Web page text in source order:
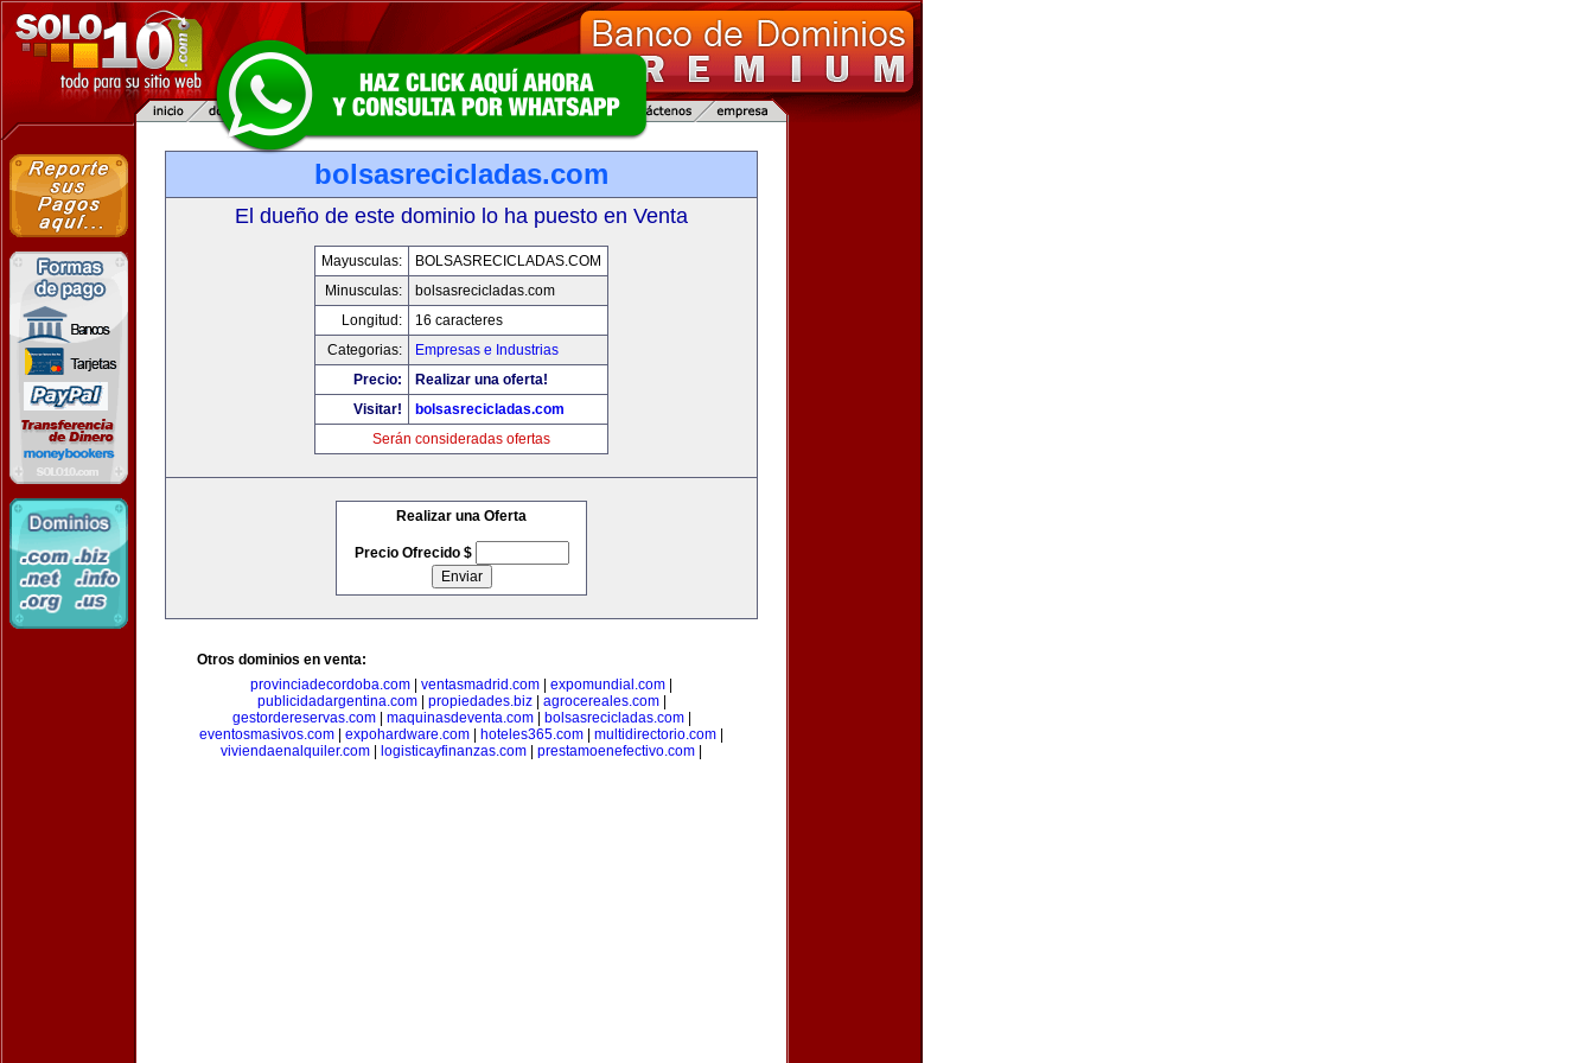
bolsasrecicladas.com
El dueño de este dominio lo ha puesto en Venta
Mayusculas:
BOLSASRECICLADAS.COM
Minusculas:
bolsasrecicladas.com
Longitud:
16 caracteres
Categorias:
Empresas e Industrias
Precio:
Realizar una oferta!
Visitar!
bolsasrecicladas.com
Serán consideradas ofertas
Realizar una Oferta
Precio Ofrecido $
Otros dominios en venta:
provinciadecordoba.com
ventasmadrid.com expomundial.com
publicidadargentina.com| propiedades.biz| agrocereales.com|
gestordereservas.com| maquinasdeventa.com| bolsasrecicladas.com|
eventosmasivos.com
expohardware.com hoteles365.com multidirectorio.com
viviendaenalquiler.com
logisticayfinanzas.com prestamoenefectivo.com